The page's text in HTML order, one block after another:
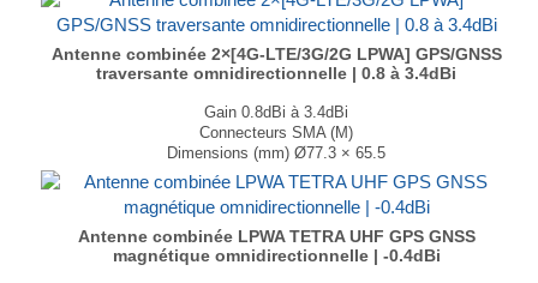
...
Antenne combinée 2×[4G-LTE/3G/2G LPWA] GPS/GNSS
traversante omnidirectionnelle | 0.8 à 3.4dBi
Gain 0.8dBi à 3.4dBi
Connecteurs SMA (M)
Dimensions (mm) Ø77.3 × 65.5
T° de fonctionnement -40°C à +85°C
...
Antenne combinée LPWA TETRA UHF GPS GNSS
magnétique omnidirectionnelle | -0.4dBi